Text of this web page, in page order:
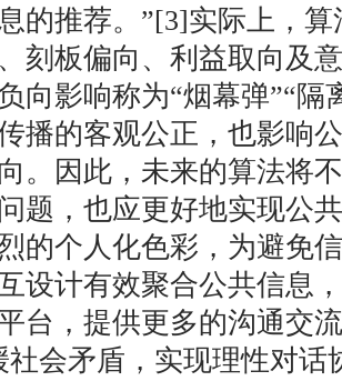
的推荐。”[3]实际上，
刻板偏向、利益取向及
向影响称为“烟幕弹”“隔
播的客观公正，也影响
。因此，未来的算法将
题，也应更好地实现公
的个人化色彩，为避免
设计有效聚合公共信息
台，提供更多的沟通交
社会矛盾，实现理性对话